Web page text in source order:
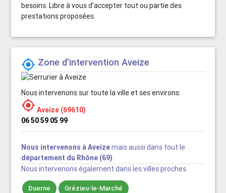
besoins. Libre à vous d'accepter tout ou partie des
prestations proposées.
 Zone d'intervention Aveize
Nous intervenons sur toute la ville et ses environs:
 Aveize (69610)
06 50 59 05 99
Nous intervenons à Aveizemais aussi dans tout le
département du Rhône (69).
Nous intervenons également dans les villes proches.
Duerne Grézieu-le-Marché